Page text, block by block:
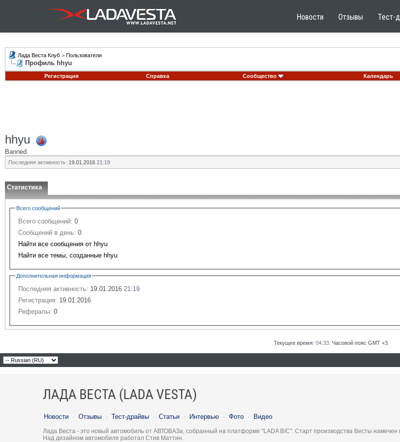
Новости Отзывы Тест-
Лада Веста Клуб > Пользователи
Профиль hhyu
Регистрация
Справка Сообщество Календарь
hhyu
Banned
Последняя активность: 19.01.2016 21:19
Статистика
Всего сообщений
Всего сообщений: 0
Сообщений в день: 0
Найти все сообщения от hhyu
Найти все темы, созданные hhyu
Дополнительная информация
Последняя активность: 19.01.2016 21:19
Регистрация: 19.01.2016
Рефералы: 0
Текущее время: 04:33 . Часовой пояс GMT +3.
ЛАДА ВЕСТА (LADA VESTA)
Новости · Отзывы · Тест-драйвы · Статьи · Интервью · Фото · Видео
Лада Веста - это новый автомобиль от АВТОВАЗа, собранный на платформе "LADA B/C". Старт производства Весты намечен
Над дизайном автомобиля работал Стив Маттин.